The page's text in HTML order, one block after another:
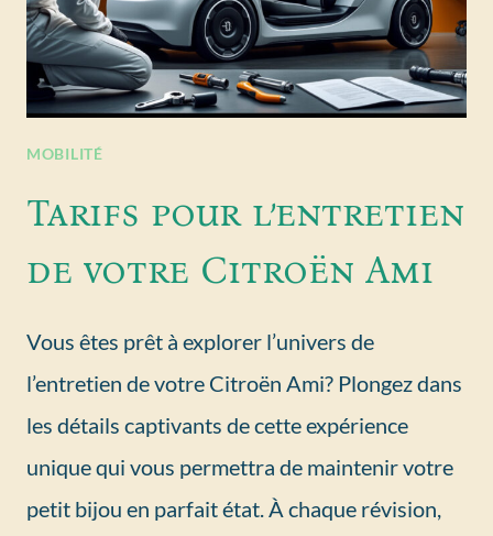
MOBILITÉ
Tarifs pour l’entretien
de votre Citroën Ami
Vous êtes prêt à explorer l’univers de
l’entretien de votre Citroën Ami? Plongez dans
les détails captivants de cette expérience
unique qui vous permettra de maintenir votre
petit bijou en parfait état. À chaque révision,